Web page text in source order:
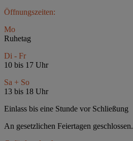
Öffnungszeiten:
Mo
Ruhetag
Di - Fr
10 bis 17 Uhr
Sa + So
13 bis 18 Uhr
Einlass bis eine Stunde vor Schließung
An gesetzlichen Feiertagen geschlossen.